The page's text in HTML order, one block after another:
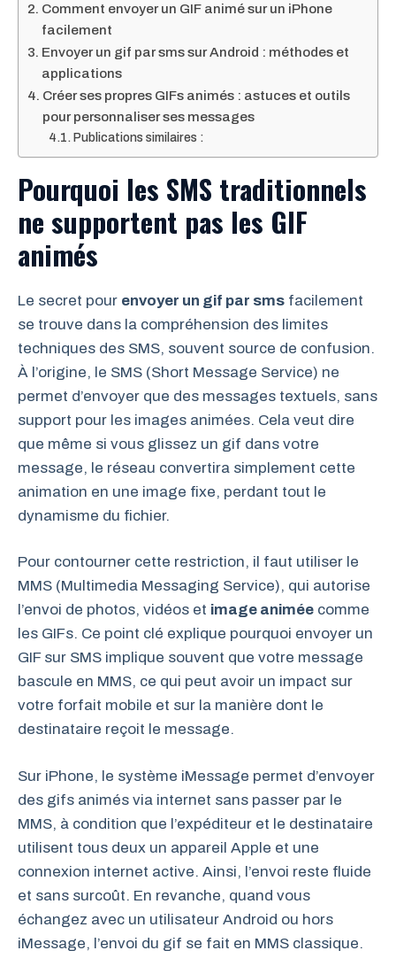
Comment envoyer un GIF animé sur un iPhone
facilement
Envoyer un gif par sms sur Android : méthodes et
applications
Créer ses propres GIFs animés : astuces et outils
pour personnaliser ses messages
Publications similaires :
Pourquoi les SMS traditionnels
ne supportent pas les GIF
animés
Le secret pour envoyer un gif par sms facilement
se trouve dans la compréhension des limites
techniques des SMS, souvent source de confusion.
À l’origine, le SMS (Short Message Service) ne
permet d’envoyer que des messages textuels, sans
support pour les images animées. Cela veut dire
que même si vous glissez un gif dans votre
message, le réseau convertira simplement cette
animation en une image fixe, perdant tout le
dynamisme du fichier.
Pour contourner cette restriction, il faut utiliser le
MMS (Multimedia Messaging Service), qui autorise
l’envoi de photos, vidéos et image animée comme
les GIFs. Ce point clé explique pourquoi envoyer un
GIF sur SMS implique souvent que votre message
bascule en MMS, ce qui peut avoir un impact sur
votre forfait mobile et sur la manière dont le
destinataire reçoit le message.
Sur iPhone, le système iMessage permet d’envoyer
des gifs animés via internet sans passer par le
MMS, à condition que l’expéditeur et le destinataire
utilisent tous deux un appareil Apple et une
connexion internet active. Ainsi, l’envoi reste fluide
et sans surcoût. En revanche, quand vous
échangez avec un utilisateur Android ou hors
iMessage, l’envoi du gif se fait en MMS classique.